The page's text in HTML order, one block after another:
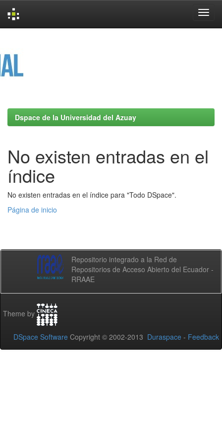
Dspace de la Universidad del Azuay
No existen entradas en el
índice
No existen entradas en el índice para "Todo DSpace".
Página de inicio
Repositorio integrado a la Red de
Repositorios de Acceso Abierto del Ecuador -
RRAAE
Theme by
DSpace Software Copyright © 2002-2013 Duraspace - Feedback